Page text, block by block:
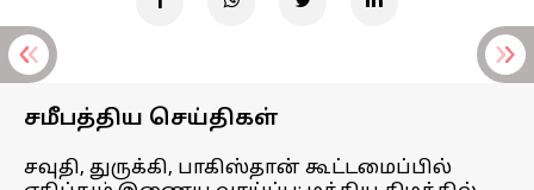
சமீபத்திய செய்திகள்
சவுதி, துருக்கி, பாகிஸ்தான் கூட்டமைப்பில்